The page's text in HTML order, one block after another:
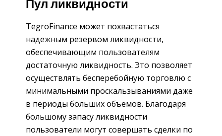
Пул ликвидности
TegroFinance может похвастаться
надежным резервом ликвидности,
обеспечивающим пользователям
достаточную ликвидность. Это позволяет
осуществлять бесперебойную торговлю с
минимальными проскальзываниями даже
в периоды больших объемов. Благодаря
большому запасу ликвидности
пользователи могут совершать сделки по